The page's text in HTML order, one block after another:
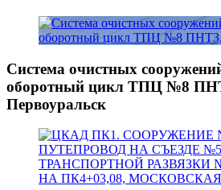
Система очистных
оборотный цикл ТПЦ №8
Первоуральск